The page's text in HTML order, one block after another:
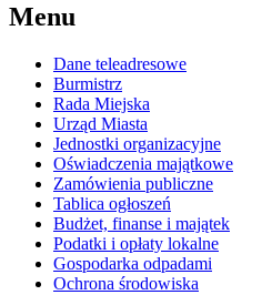
Menu
Dane teleadresowe
Burmistrz
Rada Miejska
Urząd Miasta
Jednostki organizacyjne
Oświadczenia majątkowe
Zamówienia publiczne
Tablica ogłoszeń
Budżet, finanse i majątek
Podatki i opłaty lokalne
Gospodarka odpadami
Ochrona środowiska